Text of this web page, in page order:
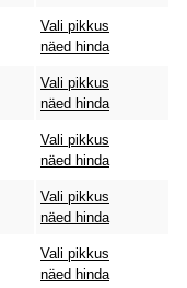
Vali pikkus
näed hinda
Vali pikkus
näed hinda
Vali pikkus
näed hinda
Vali pikkus
näed hinda
Vali pikkus
näed hinda